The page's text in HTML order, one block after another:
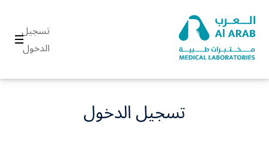
تسجيل
الدخول
تسجيل الدخول